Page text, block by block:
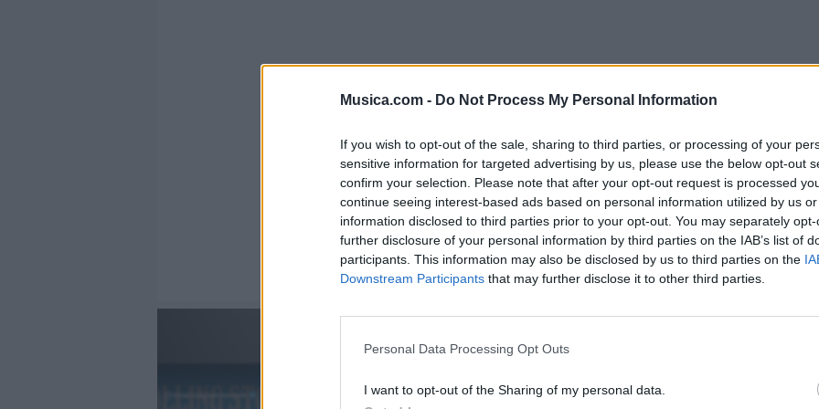
Musica.com - Do Not Process My Personal Information
If you wish to opt-out of the sale, sharing to third parties, or processing of your
sensitive information for targeted advertising by us, please use the below opt-out
confirm your selection. Please note that after your opt-out request is processed
continue seeing interest-based ads based on personal information utilized by us
information disclosed to third parties prior to your opt-out. You may separately
further disclosure of your personal information by third parties on the IAB’s list of
participants. This information may also be disclosed by us to third parties on the
Downstream Participants that may further disclose it to other third parties.
Personal Data Processing Opt Outs
I want to opt-out of the Sharing of my personal data.
@musicapuntocom